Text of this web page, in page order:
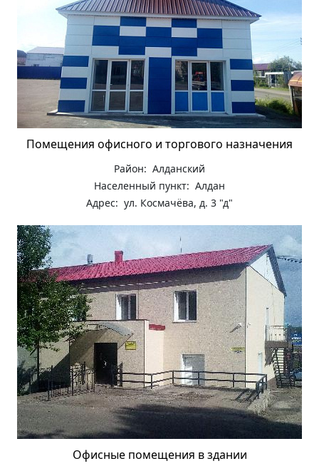
Помещения офисного и торгового назначения
Район: Алданский
Населенный пункт: Алдан
Адрес: ул. Космачёва, д. 3 "д"
Офисные помещения в здании